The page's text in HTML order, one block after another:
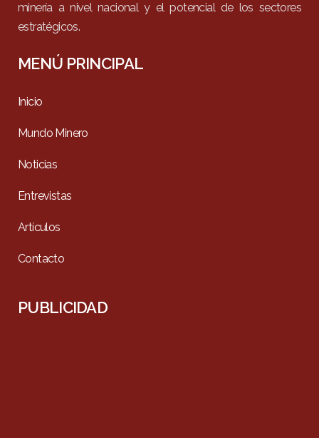
minería a nivel nacional y el potencial de los sectores
estratégicos.
MENÚ PRINCIPAL
Inicio
Mundo Minero
Noticias
Entrevistas
Artículos
Contacto
PUBLICIDAD